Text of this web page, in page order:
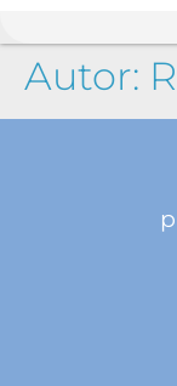
Autor: